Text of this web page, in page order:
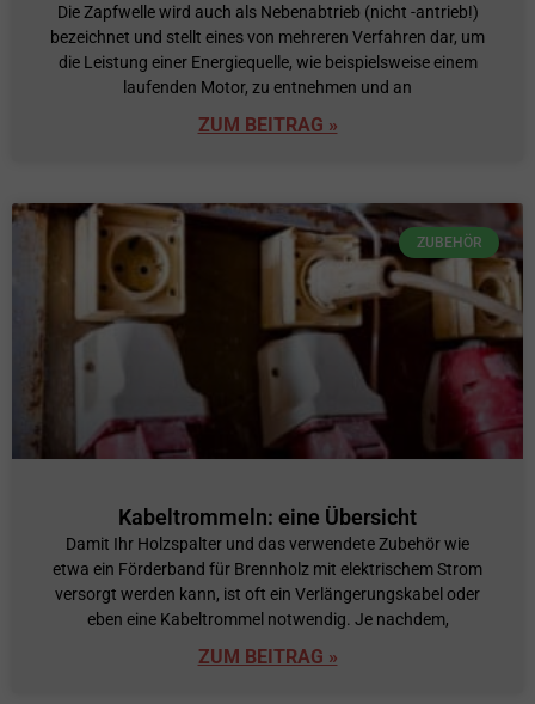
Die Zapfwelle wird auch als Nebenabtrieb (nicht -antrieb!)
bezeichnet und stellt eines von mehreren Verfahren dar, um
die Leistung einer Energiequelle, wie beispielsweise einem
laufenden Motor, zu entnehmen und an
ZUM BEITRAG »
ZUBEHÖR
Kabeltrommeln: eine Übersicht
Damit Ihr Holzspalter und das verwendete Zubehör wie
etwa ein Förderband für Brennholz mit elektrischem Strom
versorgt werden kann, ist oft ein Verlängerungskabel oder
eben eine Kabeltrommel notwendig. Je nachdem,
ZUM BEITRAG »